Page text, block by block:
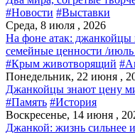
#Новости #Выставки
Среда, 8 июля , 2026
На фоне атак: джанкойцы
семейные ценности /июль
#Крым животворящий
Понедельник, 22 июня ,
Джанкойцы знают цену
#Память #История
Воскресенье, 14 июня ,
Джанкой: жизнь сильнее